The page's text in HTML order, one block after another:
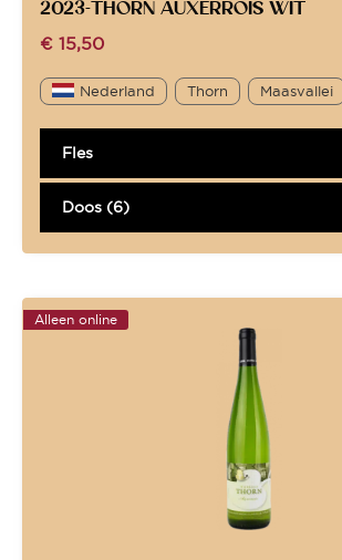
2023-THORN AUXERROIS WIT
€ 15,50
Nederland Thorn Maasvallei
Fles
Doos (6)
Alleen online